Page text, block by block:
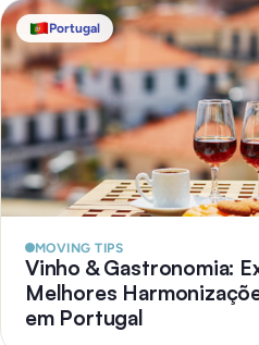
Portugal
MOVING TIPS
Vinho & Gastronomia:
Melhores
em Portugal